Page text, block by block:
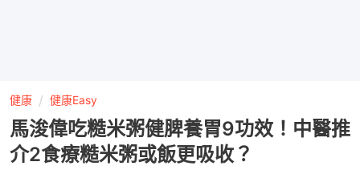
健康 健康Easy
馬浚偉吃糙米粥健脾養胃9功效！中醫推
介2食療糙米粥或飯更吸收？